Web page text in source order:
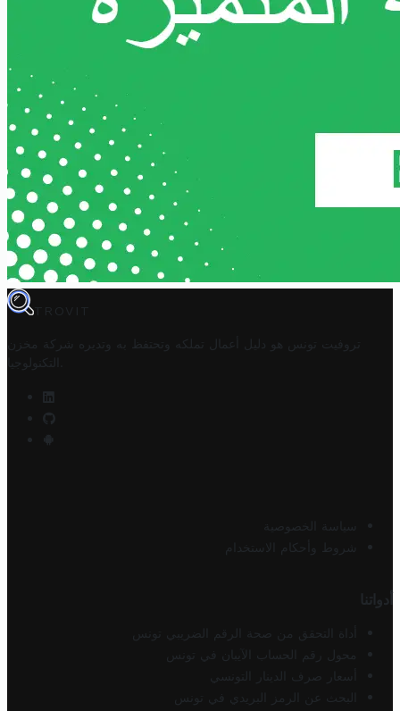
TROVIT
تروفيت تونس هو دليل أعمال تملكه وتحتفظ به وتديره
شركة مخزن
التكنولوجيا
سياسة الخصوصية
شروط وأحكام الاستخدام
أدواتنا
أداة التحقق من صحة الرقم الضريبي تونس
محول رقم الحساب الآيبان في تونس
أسعار صرف الدينار التونسي
البحث عن الرمز البريدي في تونس